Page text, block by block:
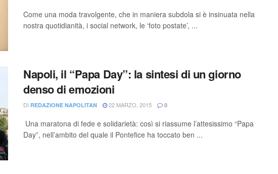
Come una moda travolgente, che in maniera subdola si è insinuata nella
nostra quotidianità, i social network, le ‘foto postate’, ...
Napoli, il “Papa Day”: la sintesi di un giorno
denso di emozioni
DI REDAZIONE NAPOLITAN 22 MARZO, 2015 0
Una maratona di fede e solidarietà: così si riassume l’attesissimo “Papa
Day”, nell’ambito del quale il Pontefice ha toccato ben ...